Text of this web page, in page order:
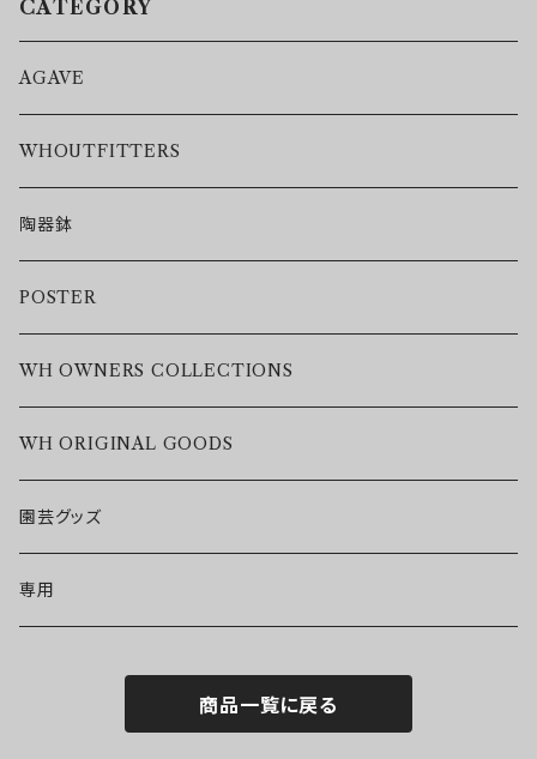
CATEGORY
AGAVE
WHOUTFITTERS
陶器鉢
POSTER
WH OWNERS COLLECTIONS
WH ORIGINAL GOODS
園芸グッズ
専用
商品一覧に戻る